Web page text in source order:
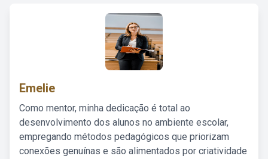
Emelie
Como mentor, minha dedicação é total ao
desenvolvimento dos alunos no ambiente escolar,
empregando métodos pedagógicos que priorizam
conexões genuínas e são alimentados por criatividade